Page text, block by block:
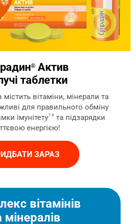
®Актив
таблетки
вітаміни, мінерали та
для правильного обміну
імунітету7-9 та підзарядки
енергією!
ЗАРАЗ
вітамінів
мінералів